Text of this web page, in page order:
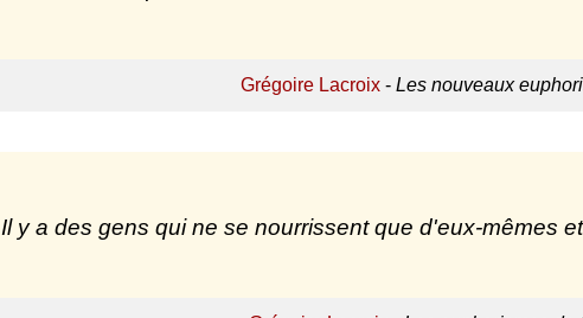
Grégoire Lacroix - Les nouveaux
Il y a des gens qui ne se nourrissent que d'eux-mêmes